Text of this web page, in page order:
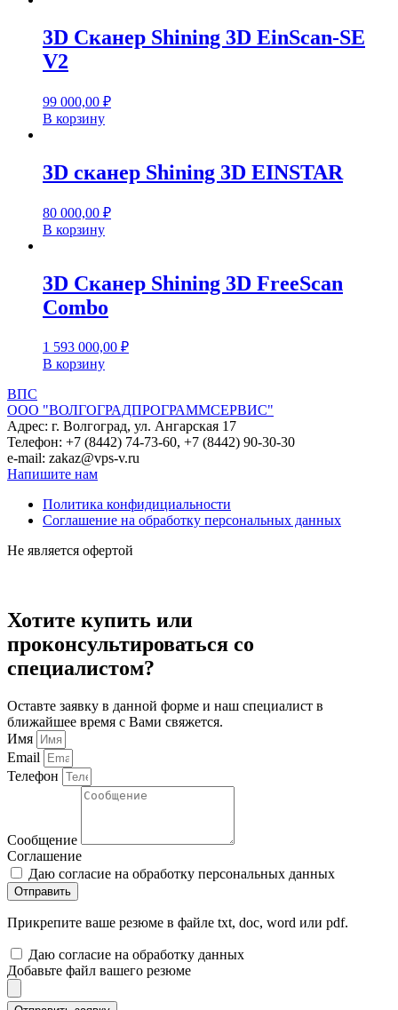
3D Сканер Shining 3D EinScan-SE
V2
99 000,00 ₽
В корзину
3D сканер Shining 3D EINSTAR
80 000,00 ₽
В корзину
3D Сканер Shining 3D FreeScan
Combo
1 593 000,00 ₽
В корзину
ВПС
ООО "ВОЛГОГРАДПРОГРАММСЕРВИС"
Адрес: г. Волгоград, ул. Ангарская 17
Телефон: +7 (8442) 74-73-60, +7 (8442) 90-30-30
e-mail: zakaz@vps-v.ru
Напишите нам
Политика конфидициальности
Соглашение на обработку персональных данных
Не является офертой
Хотите купить или
проконсультироваться со
специалистом?
Оставте заявку в данной форме и наш специалист в
ближайшее время с Вами свяжется.
Имя
Email
Телефон
Сообщение
Соглашение
Даю согласие на обработку персональных данных
Отправить
Прикрепите ваше резюме в файле txt, doc, word или pdf.
Даю согласие на обработку данных
Добавьте файл вашего резюме